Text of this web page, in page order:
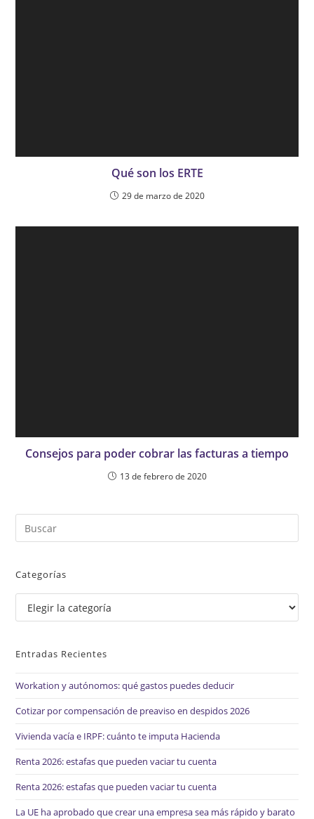
Qué son los ERTE
29 de marzo de 2020
Consejos para poder cobrar las facturas a tiempo
13 de febrero de 2020
el
Categorías
Categorías
Entradas Recientes
Workation y autónomos: qué gastos puedes deducir
Cotizar por compensación de preaviso en despidos 2026
Vivienda vacía e IRPF: cuánto te imputa Hacienda
Renta 2026: estafas que pueden vaciar tu cuenta
Renta 2026: estafas que pueden vaciar tu cuenta
La UE ha aprobado que crear una empresa sea más rápido y barato